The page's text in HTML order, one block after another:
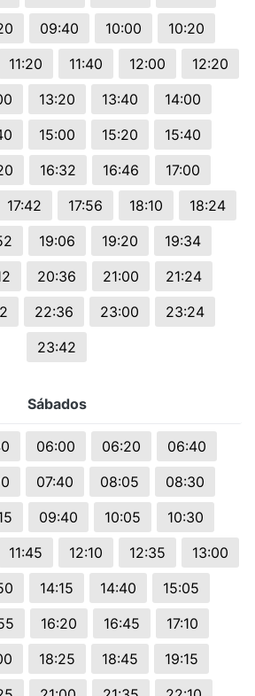
09:40 10:00
10:20
11:20 11:40 12:00
12:20
13:20 13:40
14:00
15:00 15:20
15:40
16:32 16:46
17:00
17:42 17:56 18:10
18:24
19:06 19:20
19:34
20:36 21:00
21:24
22:36 23:00
23:24
23:42
Sábados
06:00 06:20
06:40
07:40 08:05
08:30
09:40 10:05
10:30
11:45 12:10 12:35
13:00
14:15 14:40
15:05
16:20 16:45
17:10
18:25 18:45
19:15